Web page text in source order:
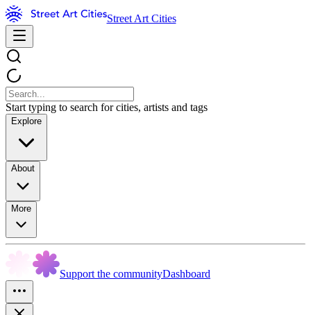
Street Art Cities
Start typing to search for cities, artists and tags
Explore
About
More
Support the communityDashboard